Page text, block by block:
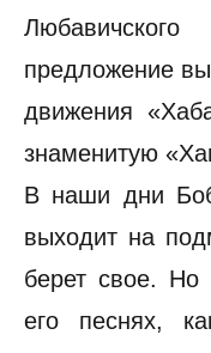
предложение
движения
знаменитую
В наши дни
выходит на
берет свое. Но
его песнях,